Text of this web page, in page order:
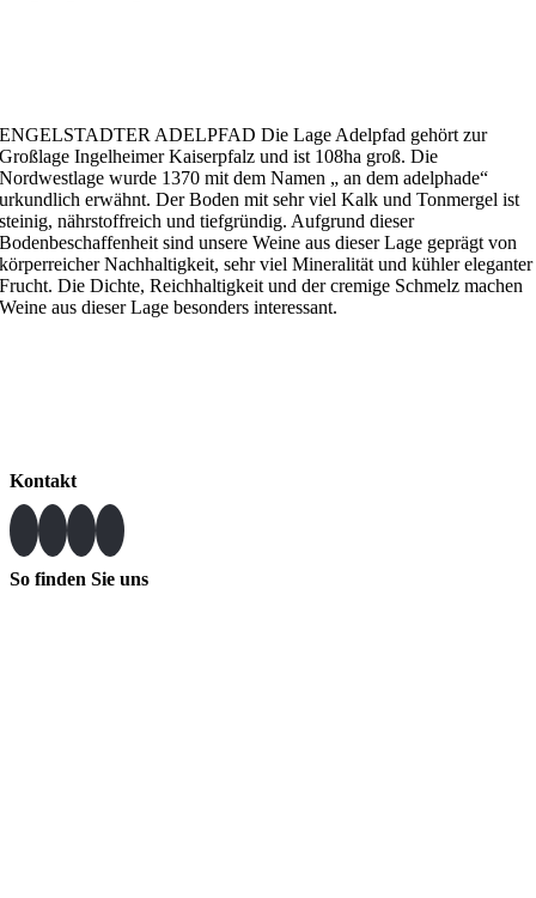
ENGELSTADTER ADELPFAD Die Lage Adelpfad gehört zur
Großlage Ingelheimer Kaiserpfalz und ist 108ha groß. Die
Nordwestlage wurde 1370 mit dem Namen „ an dem adelphade“
urkundlich erwähnt. Der Boden mit sehr viel Kalk und Tonmergel ist
steinig, nährstoffreich und tiefgründig. Aufgrund dieser
Bodenbeschaffenheit sind unsere Weine aus dieser Lage geprägt von
körperreicher Nachhaltigkeit, sehr viel Mineralität und kühler eleganter
Frucht. Die Dichte, Reichhaltigkeit und der cremige Schmelz machen
Weine aus dieser Lage besonders interessant.
Kontakt
So finden Sie uns